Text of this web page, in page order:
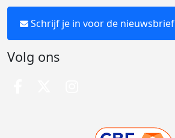
Schrijf je in voor de nieuwsbrief
Volg ons